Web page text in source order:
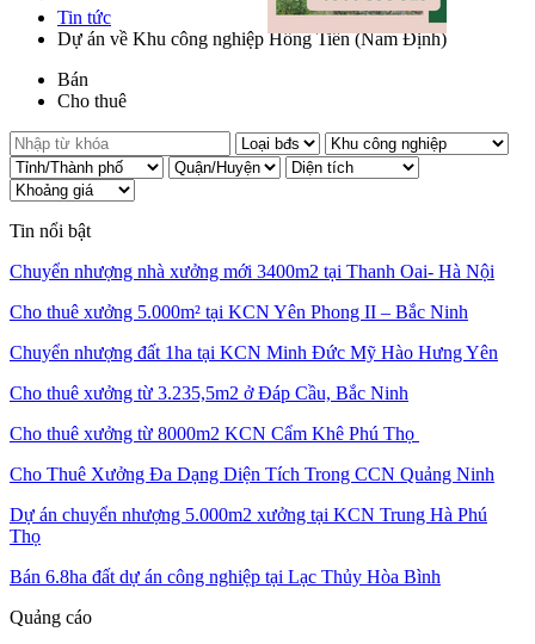
Tin tức
Dự án về Khu công nghiệp Hồng Tiến (Nam Định)
Bán
Cho thuê
Tin nổi bật
Chuyển nhượng nhà xưởng mới 3400m2 tại Thanh Oai- Hà Nội
Cho thuê xưởng 5.000m² tại KCN Yên Phong II – Bắc Ninh
Chuyển nhượng đất 1ha tại KCN Minh Đức Mỹ Hào Hưng Yên
Cho thuê xưởng từ 3.235,5m2 ở Đáp Cầu, Bắc Ninh
Cho thuê xưởng từ 8000m2 KCN Cẩm Khê Phú Thọ
Cho Thuê Xưởng Đa Dạng Diện Tích Trong CCN Quảng Ninh
Dự án chuyển nhượng 5.000m2 xưởng tại KCN Trung Hà Phú
Thọ
Bán 6.8ha đất dự án công nghiệp tại Lạc Thủy Hòa Bình
Quảng cáo